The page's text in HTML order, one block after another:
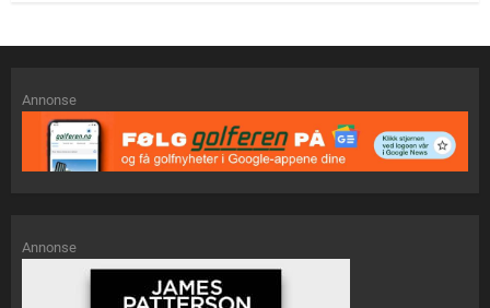
Annonse
Annonse